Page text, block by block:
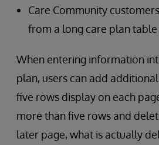
Care Community
from a long care plan table
When entering information
plan, users can add
five rows display on each
more than five rows and
later page, what is actually